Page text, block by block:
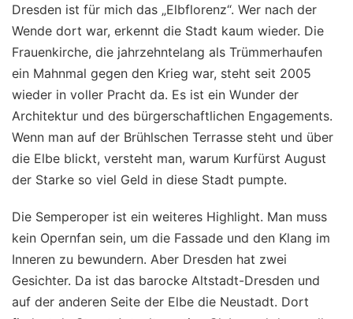
Dresden ist für mich das „Elbflorenz“. Wer nach der
Wende dort war, erkennt die Stadt kaum wieder. Die
Frauenkirche, die jahrzehntelang als Trümmerhaufen
ein Mahnmal gegen den Krieg war, steht seit 2005
wieder in voller Pracht da. Es ist ein Wunder der
Architektur und des bürgerschaftlichen Engagements.
Wenn man auf der Brühlschen Terrasse steht und über
die Elbe blickt, versteht man, warum Kurfürst August
der Starke so viel Geld in diese Stadt pumpte.
Die Semperoper ist ein weiteres Highlight. Man muss
kein Opernfan sein, um die Fassade und den Klang im
Inneren zu bewundern. Aber Dresden hat zwei
Gesichter. Da ist das barocke Altstadt-Dresden und
auf der anderen Seite der Elbe die Neustadt. Dort